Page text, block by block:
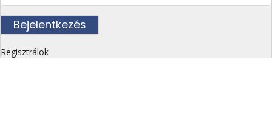
Regisztrálok